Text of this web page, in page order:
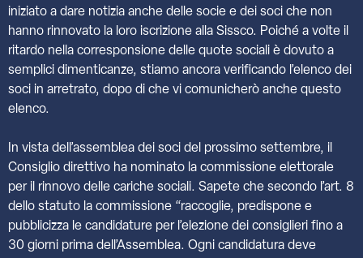
iniziato a dare notizia anche delle socie e dei soci che non
hanno rinnovato la loro iscrizione alla Sissco. Poiché a volte il
ritardo nella corresponsione delle quote sociali è dovuto a
semplici dimenticanze, stiamo ancora verificando l’elenco dei
soci in arretrato, dopo di che vi comunicherò anche questo
elenco.
In vista dell’assemblea dei soci del prossimo settembre, il
Consiglio direttivo ha nominato la commissione elettorale
per il rinnovo delle cariche sociali. Sapete che secondo l’art. 8
dello statuto la commissione “raccoglie, predispone e
pubblicizza le candidature per l’elezione dei consiglieri fino a
30 giorni prima dell’Assemblea. Ogni candidatura deve